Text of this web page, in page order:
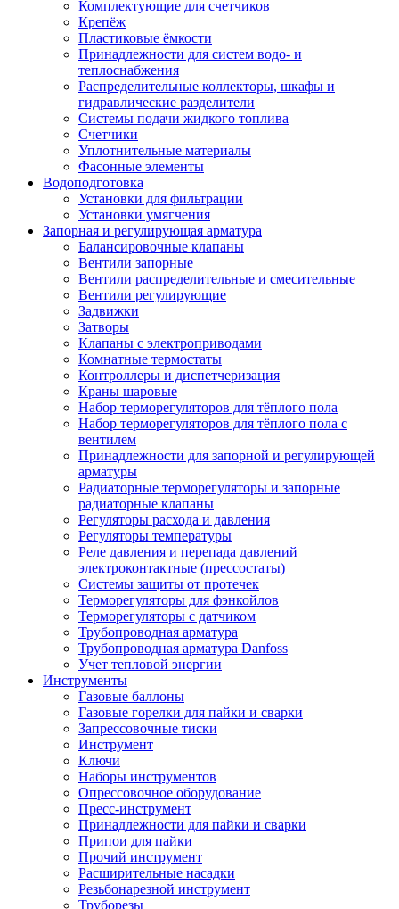
Комплектующие для счетчиков
Крепёж
Пластиковые ёмкости
Принадлежности для систем водо- и
теплоснабжения
Распределительные коллекторы, шкафы и
гидравлические разделители
Системы подачи жидкого топлива
Счетчики
Уплотнительные материалы
Фасонные элементы
Водоподготовка
Установки для фильтрации
Установки умягчения
Запорная и регулирующая арматура
Балансировочные клапаны
Вентили запорные
Вентили распределительные и смесительные
Вентили регулирующие
Задвижки
Затворы
Клапаны с электроприводами
Комнатные термостаты
Контроллеры и диспетчеризация
Краны шаровые
Набор терморегуляторов для тёплого пола
Набор терморегуляторов для тёплого пола с
вентилем
Принадлежности для запорной и регулирующей
арматуры
Радиаторные терморегуляторы и запорные
радиаторные клапаны
Регуляторы расхода и давления
Регуляторы температуры
Реле давления и перепада давлений
электроконтактные (прессостаты)
Системы защиты от протечек
Терморегуляторы для фэнкойлов
Терморегуляторы с датчиком
Трубопроводная арматура
Трубопроводная арматура Danfoss
Учет тепловой энергии
Инструменты
Газовые баллоны
Газовые горелки для пайки и сварки
Запрессовочные тиски
Инструмент
Ключи
Наборы инструментов
Опрессовочное оборудование
Пресс-инструмент
Принадлежности для пайки и сварки
Припои для пайки
Прочий инструмент
Расширительные насадки
Резьбонарезной инструмент
Труборезы